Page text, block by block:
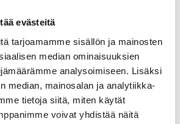
evästeitä
tarjoamamme sisällön ja mainosten
median ominaisuuksien
analysoimiseen. Lisäksi
median, mainosalan ja analytiikka-
tietoja siitä, miten käytät
voivat yhdistää näitä
rullaa
Specialized Trigger Sport
Reflect Ulkorengas
Trigger-rengas rullaa nopeasti
asfaltilla, kovalla alustalla ja
sora-/hiekkateillä, mikä tekee
siitä ihanteellisen valinnan
niille, jotka haluavat hyötyä
25,60 €
Old
price
32,00 €
Väri: